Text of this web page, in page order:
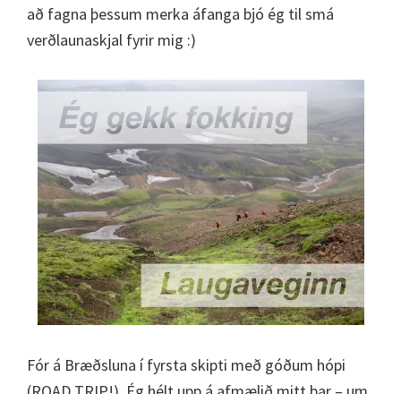
að fagna þessum merka áfanga bjó ég til smá
verðlaunaskjal fyrir mig :)
Fór á Bræðsluna í fyrsta skipti með góðum hópi